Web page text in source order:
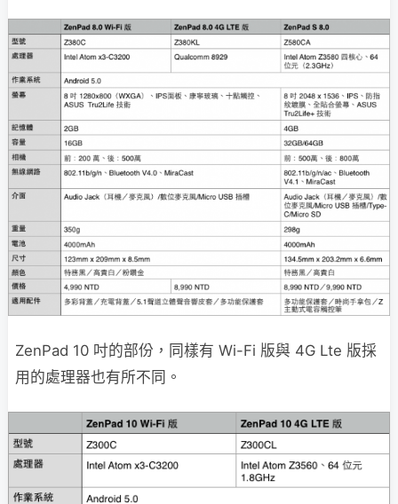
ZenPad 10 吋的部份，同樣有 Wi-Fi 版與 4G Lte 版採
用的處理器也有所不同。